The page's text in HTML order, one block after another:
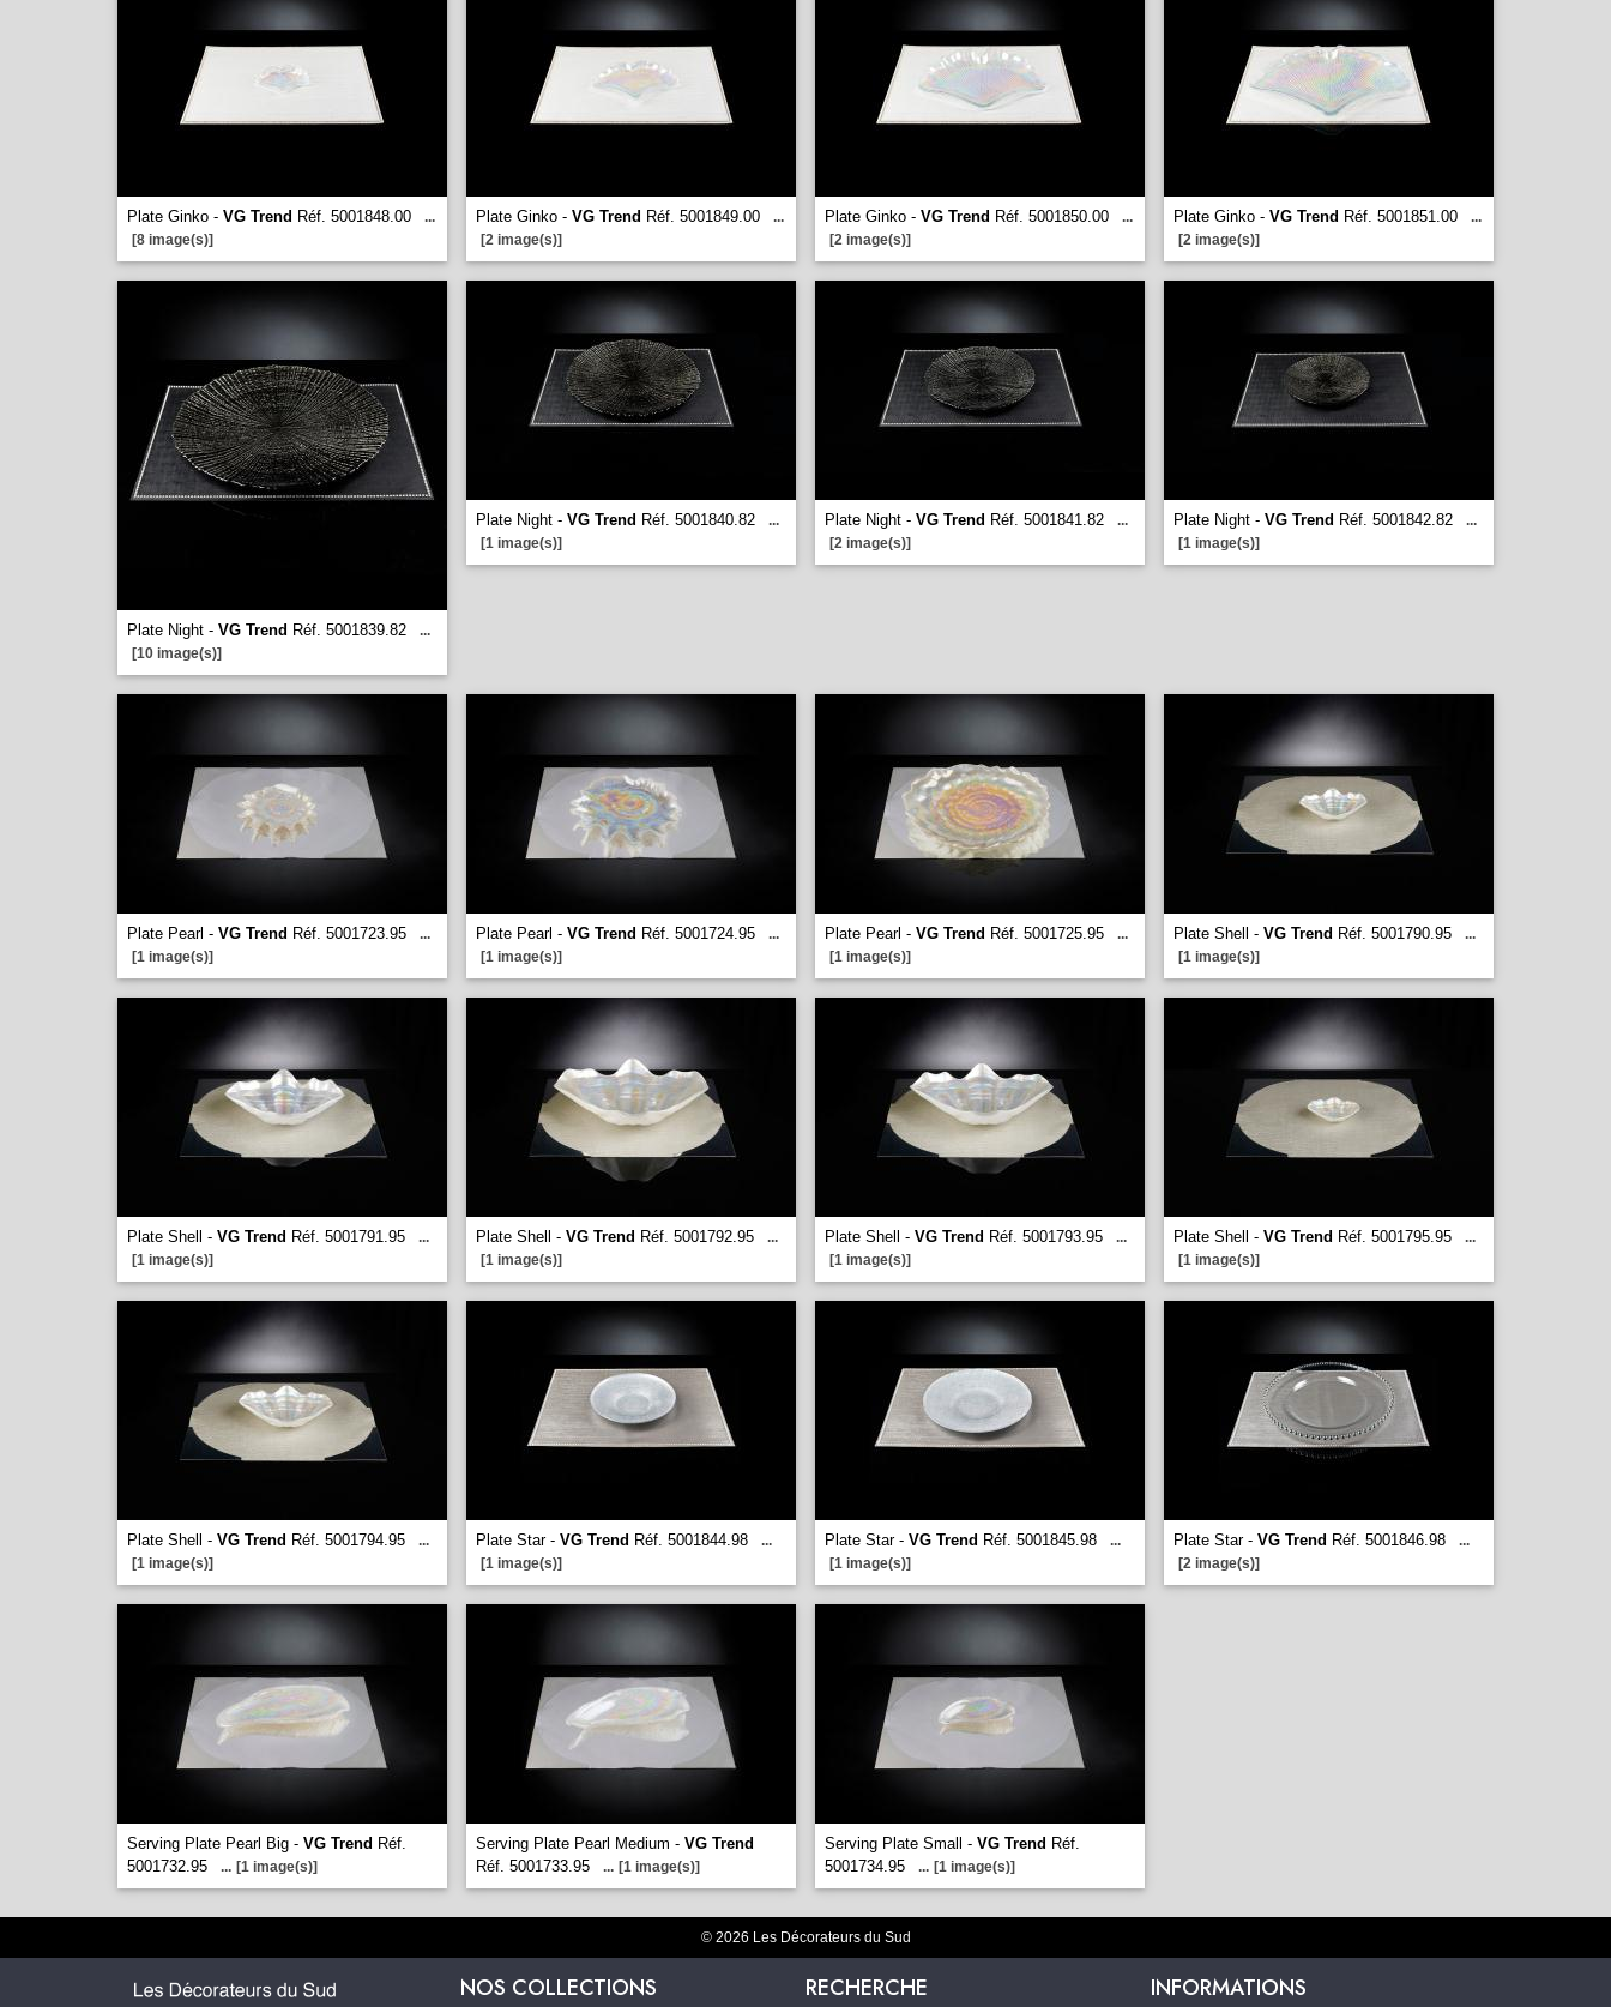
Plate Ginko - VG Trend Réf. 5001848.00
...
[8 image(s)]
Plate Ginko - VG Trend Réf. 5001849.00
...
[2 image(s)]
Plate Ginko - VG Trend Réf. 5001850.00
...
[2 image(s)]
Plate Ginko - VG Trend Réf. 5001851.00
...
[2 image(s)]
Plate Night - VG Trend Réf. 5001839.82
...
[10 image(s)]
Plate Night - VG Trend Réf. 5001840.82
...
[1 image(s)]
Plate Night - VG Trend Réf. 5001841.82
...
[2 image(s)]
Plate Night - VG Trend Réf. 5001842.82
...
[1 image(s)]
Plate Pearl - VG Trend Réf. 5001723.95
...
[1 image(s)]
Plate Pearl - VG Trend Réf. 5001724.95
...
[1 image(s)]
Plate Pearl - VG Trend Réf. 5001725.95
...
[1 image(s)]
Plate Shell - VG Trend Réf. 5001790.95
...
[1 image(s)]
Plate Shell - VG Trend Réf. 5001791.95
...
[1 image(s)]
Plate Shell - VG Trend Réf. 5001792.95
...
[1 image(s)]
Plate Shell - VG Trend Réf. 5001793.95
...
[1 image(s)]
Plate Shell - VG Trend Réf. 5001795.95
...
[1 image(s)]
Plate Shell - VG Trend Réf. 5001794.95
...
[1 image(s)]
Plate Star - VG Trend Réf. 5001844.98
...
[1 image(s)]
Plate Star - VG Trend Réf. 5001845.98
...
[1 image(s)]
Plate Star - VG Trend Réf. 5001846.98
...
[2 image(s)]
Serving Plate Pearl Big - VG Trend Réf.
5001732.95
... [1 image(s)]
Serving Plate Pearl Medium - VG Trend
Réf. 5001733.95
... [1 image(s)]
Serving Plate Small - VG Trend Réf.
5001734.95
... [1 image(s)]
© 2026 Les Décorateurs du Sud
NOS COLLECTIONS RECHERCHE INFORMATIONS